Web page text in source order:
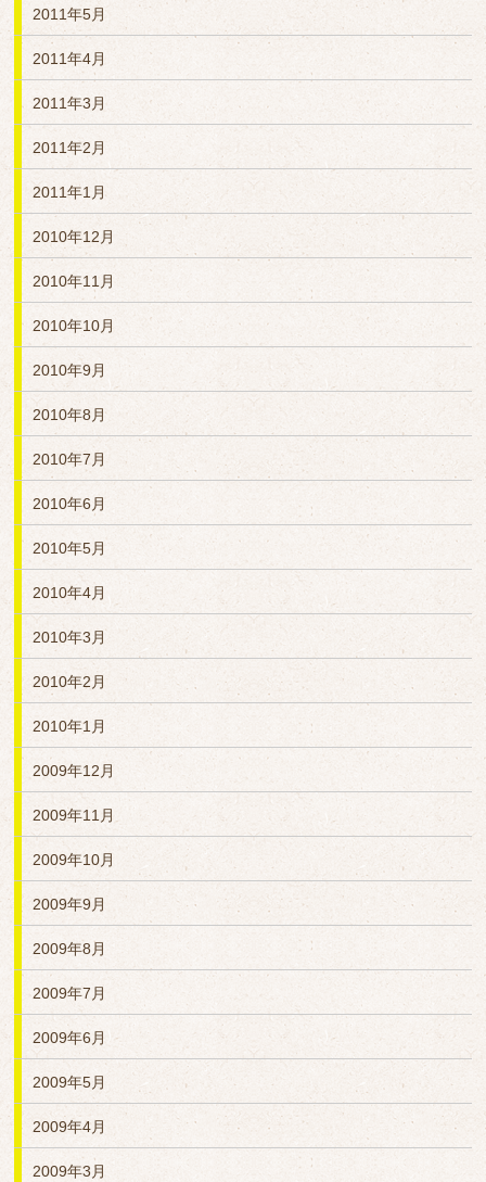
2011年5月
2011年4月
2011年3月
2011年2月
2011年1月
2010年12月
2010年11月
2010年10月
2010年9月
2010年8月
2010年7月
2010年6月
2010年5月
2010年4月
2010年3月
2010年2月
2010年1月
2009年12月
2009年11月
2009年10月
2009年9月
2009年8月
2009年7月
2009年6月
2009年5月
2009年4月
2009年3月